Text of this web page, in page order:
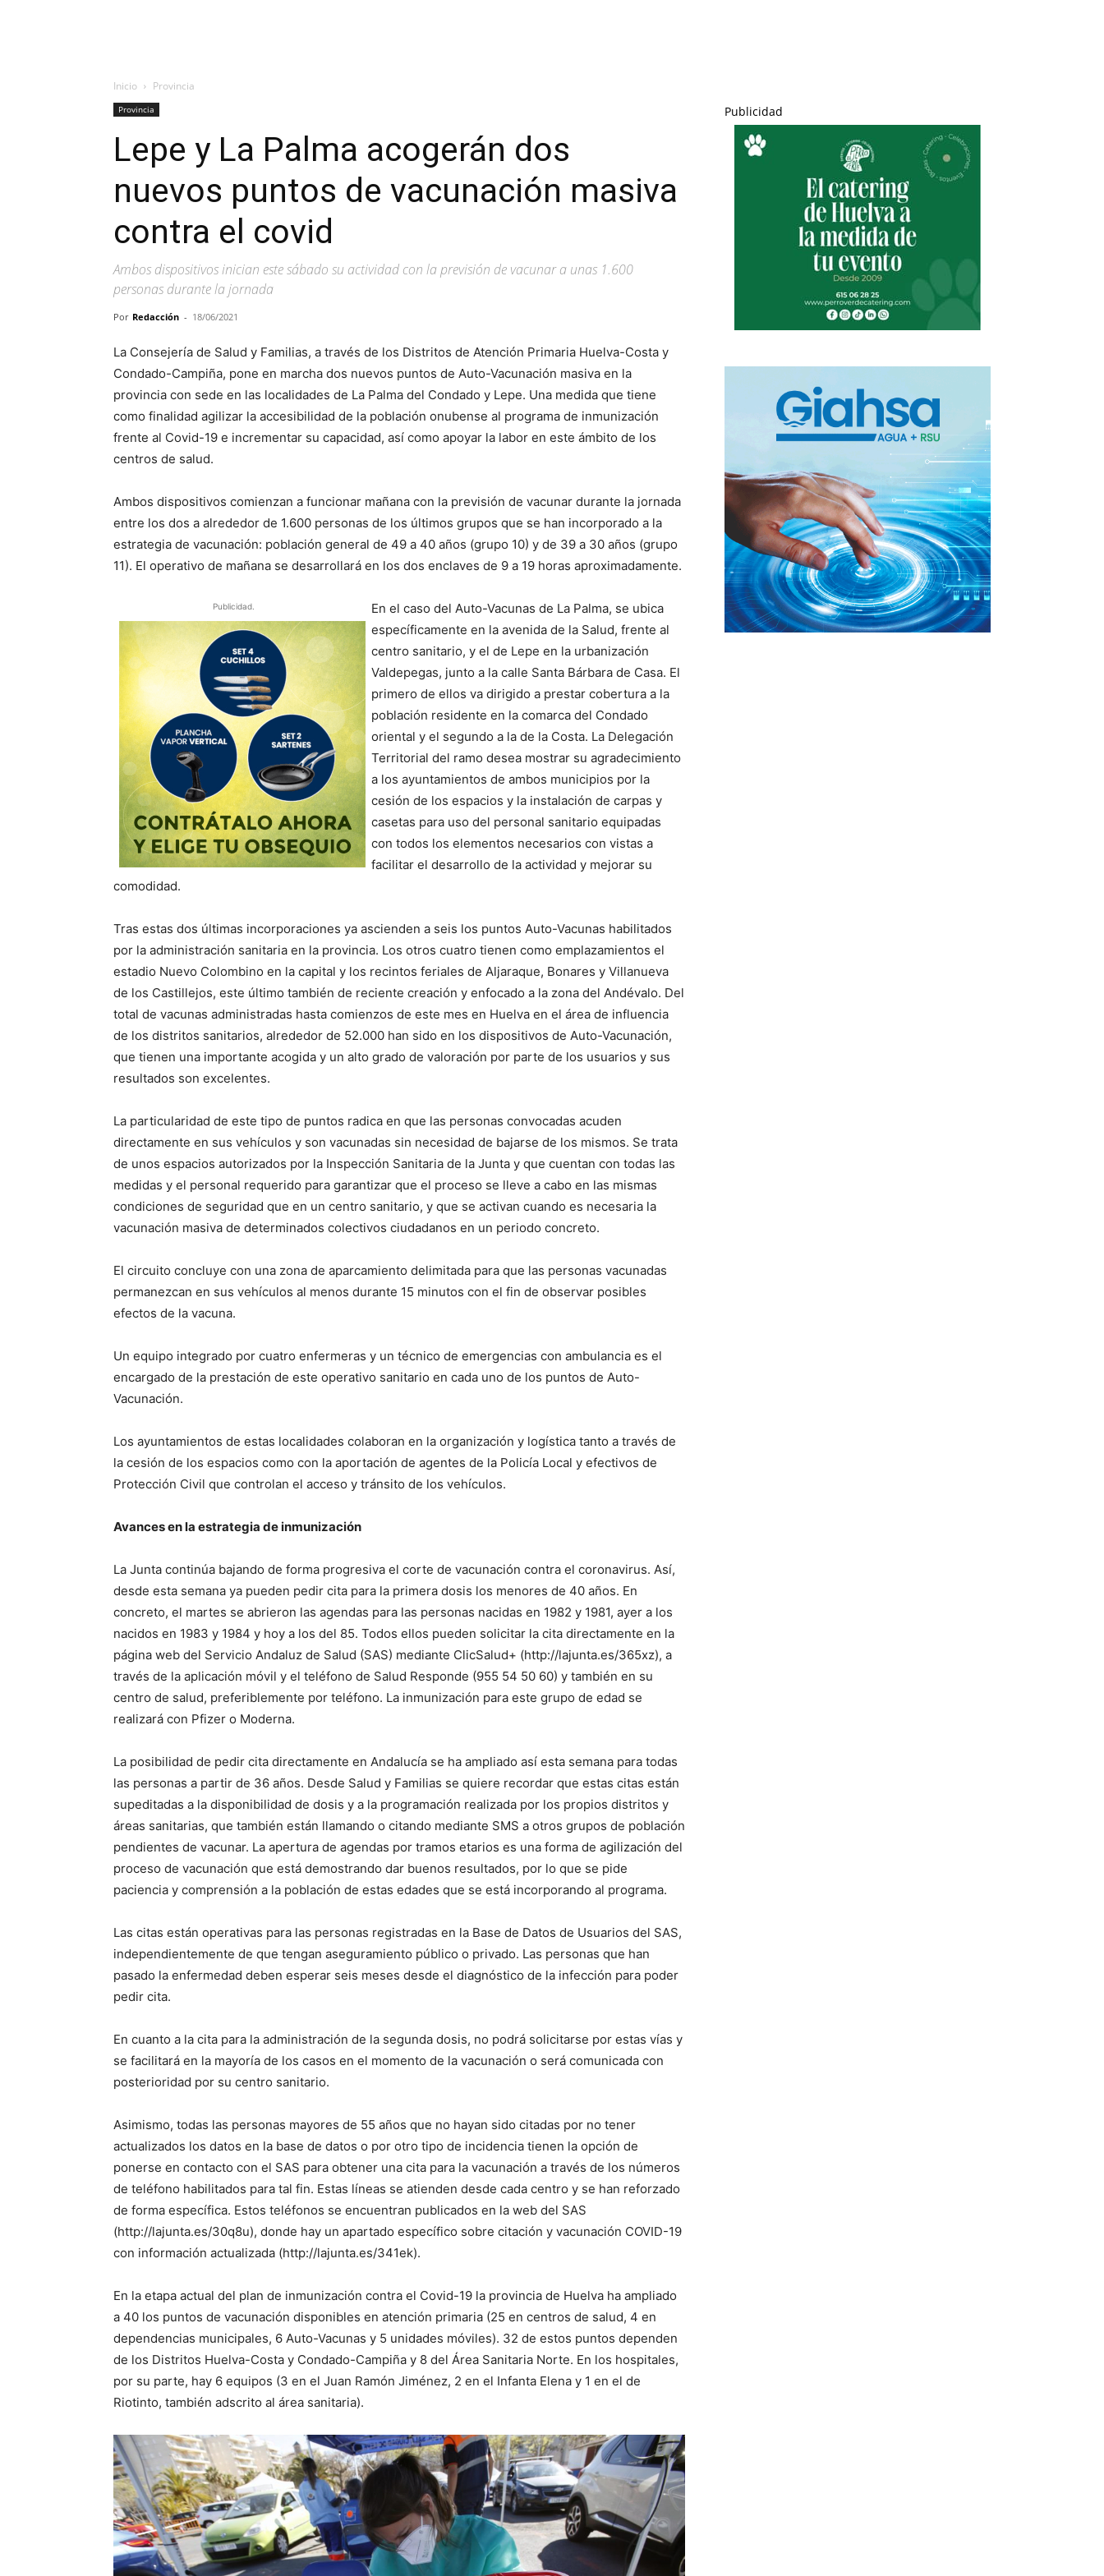
Inicio Provincia
Provincia
Lepe y La Palma acogerán dos
nuevos puntos de vacunación masiva
contra el covid
Ambos dispositivos inician este sábado su actividad con la previsión de vacunar a unas 1.600
personas durante la jornada
Por Redacción - 18/06/2021
La Consejería de Salud y Familias, a través de los Distritos de Atención Primaria Huelva-Costa y
Condado-Campiña, pone en marcha dos nuevos puntos de Auto-Vacunación masiva en la
provincia con sede en las localidades de La Palma del Condado y Lepe. Una medida que tiene
como finalidad agilizar la accesibilidad de la población onubense al programa de inmunización
frente al Covid-19 e incrementar su capacidad, así como apoyar la labor en este ámbito de los
centros de salud.
Ambos dispositivos comienzan a funcionar mañana con la previsión de vacunar durante la jornada
entre los dos a alrededor de 1.600 personas de los últimos grupos que se han incorporado a la
estrategia de vacunación: población general de 49 a 40 años (grupo 10) y de 39 a 30 años (grupo
11). El operativo de mañana se desarrollará en los dos enclaves de 9 a 19 horas aproximadamente.
Publicidad.
En el caso del Auto-Vacunas de La Palma, se ubica
específicamente en la avenida de la Salud, frente al
centro sanitario, y el de Lepe en la urbanización
Valdepegas, junto a la calle Santa Bárbara de Casa. El
primero de ellos va dirigido a prestar cobertura a la
población residente en la comarca del Condado
oriental y el segundo a la de la Costa. La Delegación
Territorial del ramo desea mostrar su agradecimiento
a los ayuntamientos de ambos municipios por la
cesión de los espacios y la instalación de carpas y
casetas para uso del personal sanitario equipadas
con todos los elementos necesarios con vistas a
facilitar el desarrollo de la actividad y mejorar su
comodidad.
Tras estas dos últimas incorporaciones ya ascienden a seis los puntos Auto-Vacunas habilitados
por la administración sanitaria en la provincia. Los otros cuatro tienen como emplazamientos el
estadio Nuevo Colombino en la capital y los recintos feriales de Aljaraque, Bonares y Villanueva
de los Castillejos, este último también de reciente creación y enfocado a la zona del Andévalo. Del
total de vacunas administradas hasta comienzos de este mes en Huelva en el área de influencia
de los distritos sanitarios, alrededor de 52.000 han sido en los dispositivos de Auto-Vacunación,
que tienen una importante acogida y un alto grado de valoración por parte de los usuarios y sus
resultados son excelentes.
La particularidad de este tipo de puntos radica en que las personas convocadas acuden
directamente en sus vehículos y son vacunadas sin necesidad de bajarse de los mismos. Se trata
de unos espacios autorizados por la Inspección Sanitaria de la Junta y que cuentan con todas las
medidas y el personal requerido para garantizar que el proceso se lleve a cabo en las mismas
condiciones de seguridad que en un centro sanitario, y que se activan cuando es necesaria la
vacunación masiva de determinados colectivos ciudadanos en un periodo concreto.
El circuito concluye con una zona de aparcamiento delimitada para que las personas vacunadas
permanezcan en sus vehículos al menos durante 15 minutos con el fin de observar posibles
efectos de la vacuna.
Un equipo integrado por cuatro enfermeras y un técnico de emergencias con ambulancia es el
encargado de la prestación de este operativo sanitario en cada uno de los puntos de Auto-
Vacunación.
Los ayuntamientos de estas localidades colaboran en la organización y logística tanto a través de
la cesión de los espacios como con la aportación de agentes de la Policía Local y efectivos de
Protección Civil que controlan el acceso y tránsito de los vehículos.
Avances en la estrategia de inmunización
La Junta continúa bajando de forma progresiva el corte de vacunación contra el coronavirus. Así,
desde esta semana ya pueden pedir cita para la primera dosis los menores de 40 años. En
concreto, el martes se abrieron las agendas para las personas nacidas en 1982 y 1981, ayer a los
nacidos en 1983 y 1984 y hoy a los del 85. Todos ellos pueden solicitar la cita directamente en la
página web del Servicio Andaluz de Salud (SAS) mediante ClicSalud+ (http://lajunta.es/365xz), a
través de la aplicación móvil y el teléfono de Salud Responde (955 54 50 60) y también en su
centro de salud, preferiblemente por teléfono. La inmunización para este grupo de edad se
realizará con Pfizer o Moderna.
La posibilidad de pedir cita directamente en Andalucía se ha ampliado así esta semana para todas
las personas a partir de 36 años. Desde Salud y Familias se quiere recordar que estas citas están
supeditadas a la disponibilidad de dosis y a la programación realizada por los propios distritos y
áreas sanitarias, que también están llamando o citando mediante SMS a otros grupos de población
pendientes de vacunar. La apertura de agendas por tramos etarios es una forma de agilización del
proceso de vacunación que está demostrando dar buenos resultados, por lo que se pide
paciencia y comprensión a la población de estas edades que se está incorporando al programa.
Las citas están operativas para las personas registradas en la Base de Datos de Usuarios del SAS,
independientemente de que tengan aseguramiento público o privado. Las personas que han
pasado la enfermedad deben esperar seis meses desde el diagnóstico de la infección para poder
pedir cita.
En cuanto a la cita para la administración de la segunda dosis, no podrá solicitarse por estas vías y
se facilitará en la mayoría de los casos en el momento de la vacunación o será comunicada con
posterioridad por su centro sanitario.
Asimismo, todas las personas mayores de 55 años que no hayan sido citadas por no tener
actualizados los datos en la base de datos o por otro tipo de incidencia tienen la opción de
ponerse en contacto con el SAS para obtener una cita para la vacunación a través de los números
de teléfono habilitados para tal fin. Estas líneas se atienden desde cada centro y se han reforzado
de forma específica. Estos teléfonos se encuentran publicados en la web del SAS
(http://lajunta.es/30q8u), donde hay un apartado específico sobre citación y vacunación COVID-19
con información actualizada (http://lajunta.es/341ek).
En la etapa actual del plan de inmunización contra el Covid-19 la provincia de Huelva ha ampliado
a 40 los puntos de vacunación disponibles en atención primaria (25 en centros de salud, 4 en
dependencias municipales, 6 Auto-Vacunas y 5 unidades móviles). 32 de estos puntos dependen
de los Distritos Huelva-Costa y Condado-Campiña y 8 del Área Sanitaria Norte. En los hospitales,
por su parte, hay 6 equipos (3 en el Juan Ramón Jiménez, 2 en el Infanta Elena y 1 en el de
Riotinto, también adscrito al área sanitaria).
Publicidad